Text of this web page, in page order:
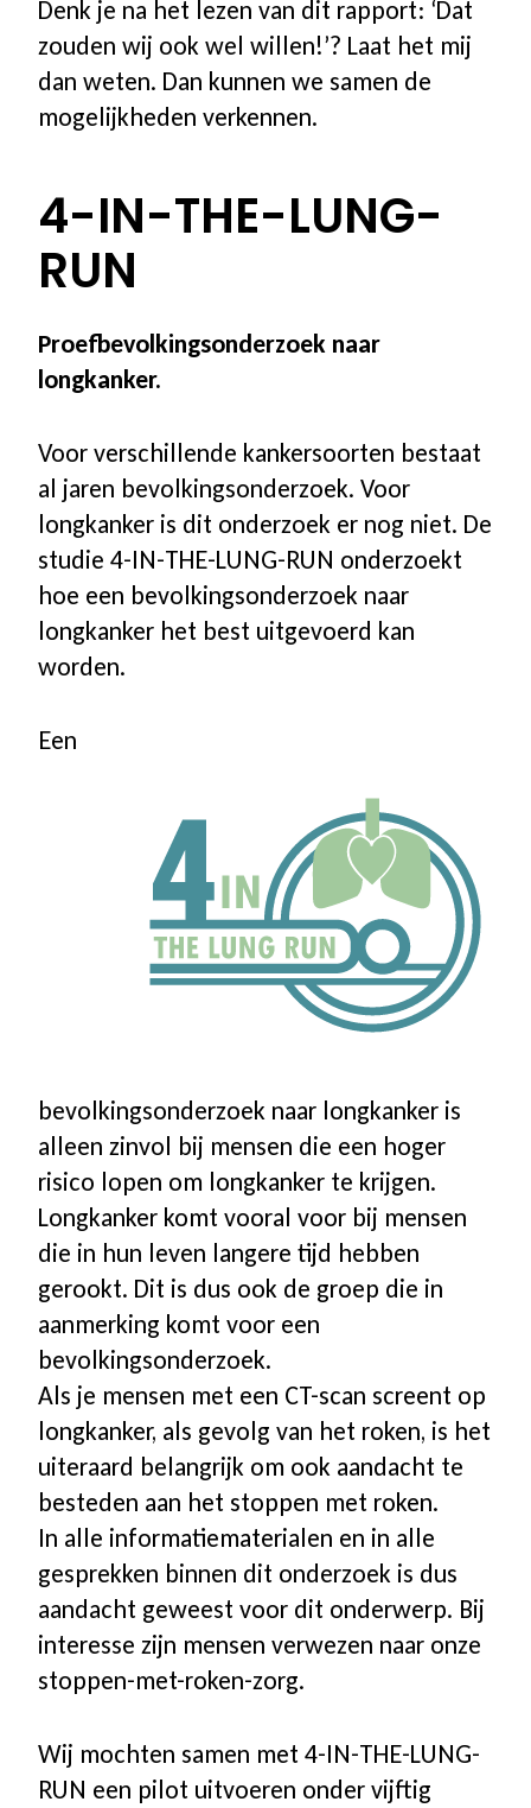
Denk je na het lezen van dit rapport: ‘Dat
zouden wij ook wel willen!’? Laat het mij
dan weten. Dan kunnen we samen de
mogelijkheden verkennen.
4-IN-THE-LUNG-
RUN
Proefbevolkingsonderzoek naar
longkanker.
Voor verschillende kankersoorten bestaat
al jaren bevolkingsonderzoek. Voor
longkanker is dit onderzoek er nog niet. De
studie 4-IN-THE-LUNG-RUN onderzoekt
hoe een bevolkingsonderzoek naar
longkanker het best uitgevoerd kan
worden.
Een
bevolkingsonderzoek naar longkanker is
alleen zinvol bij mensen die een hoger
risico lopen om longkanker te krijgen.
Longkanker komt vooral voor bij mensen
die in hun leven langere tijd hebben
gerookt. Dit is dus ook de groep die in
aanmerking komt voor een
bevolkingsonderzoek.
Als je mensen met een CT-scan screent op
longkanker, als gevolg van het roken, is het
uiteraard belangrijk om ook aandacht te
besteden aan het stoppen met roken.
In alle informatiematerialen en in alle
gesprekken binnen dit onderzoek is dus
aandacht geweest voor dit onderwerp. Bij
interesse zijn mensen verwezen naar onze
stoppen-met-roken-zorg.
Wij mochten samen met 4-IN-THE-LUNG-
RUN een pilot uitvoeren onder vijftig